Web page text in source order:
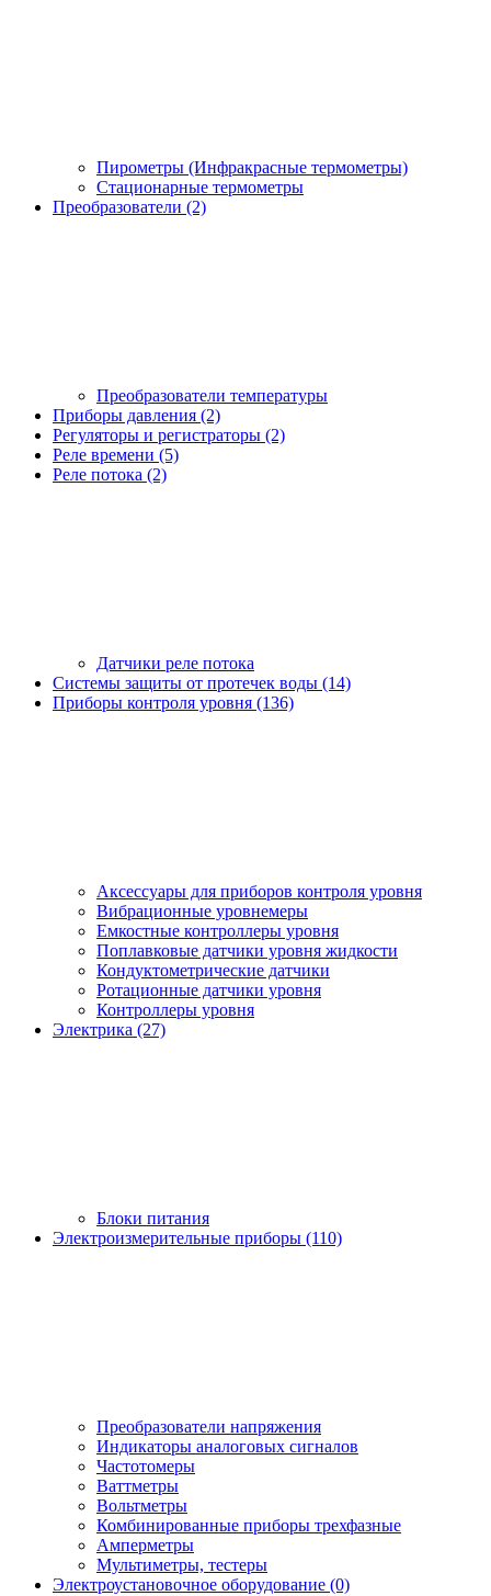
Пирометры (Инфракрасные термометры)
Стационарные термометры
Преобразователи (2)
Преобразователи температуры
Приборы давления (2)
Регуляторы и регистраторы (2)
Реле времени (5)
Реле потока (2)
Датчики реле потока
Системы защиты от протечек воды (14)
Приборы контроля уровня (136)
Аксессуары для приборов контроля уровня
Вибрационные уровнемеры
Емкостные контроллеры уровня
Поплавковые датчики уровня жидкости
Кондуктометрические датчики
Ротационные датчики уровня
Контроллеры уровня
Электрика (27)
Блоки питания
Электроизмерительные приборы (110)
Преобразователи напряжения
Индикаторы аналоговых сигналов
Частотомеры
Ваттметры
Вольтметры
Комбинированные приборы трехфазные
Амперметры
Мультиметры, тестеры
Электроустановочное оборудование (0)